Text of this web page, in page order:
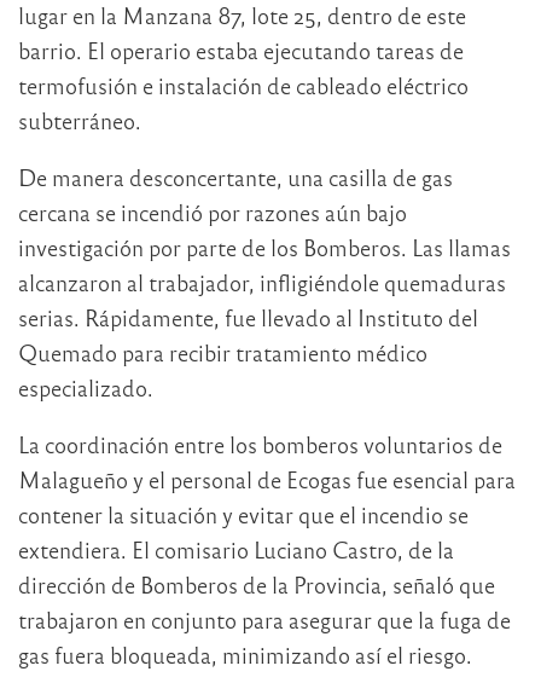
lugar en la Manzana 87, lote 25, dentro de este
barrio. El operario estaba ejecutando tareas de
termofusión e instalación de cableado eléctrico
subterráneo.
De manera desconcertante, una casilla de gas
cercana se incendió por razones aún bajo
investigación por parte de los Bomberos. Las llamas
alcanzaron al trabajador, infligiéndole quemaduras
serias. Rápidamente, fue llevado al Instituto del
Quemado para recibir tratamiento médico
especializado.
La coordinación entre los bomberos voluntarios de
Malagueño y el personal de Ecogas fue esencial para
contener la situación y evitar que el incendio se
extendiera. El comisario Luciano Castro, de la
dirección de Bomberos de la Provincia, señaló que
trabajaron en conjunto para asegurar que la fuga de
gas fuera bloqueada, minimizando así el riesgo.